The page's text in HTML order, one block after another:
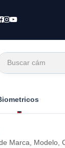
Marca, Modelo,